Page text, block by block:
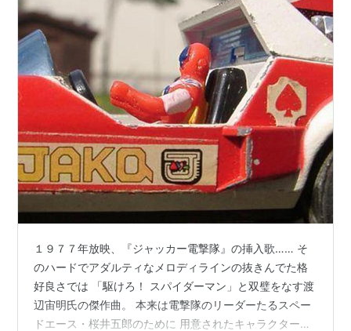
１９７７年放映、『ジャッカー電撃隊』の挿入歌…… そ
のハードでアダルティなメロディラインの抜きんでた格
好良さでは 「駆けろ！ スパイダーマン」と双璧をなす渡
辺宙明氏の傑作曲。 本来は電撃隊のリーダーたるスペー
ドエース・桜井五郎のために 用意されたキャラクターソ